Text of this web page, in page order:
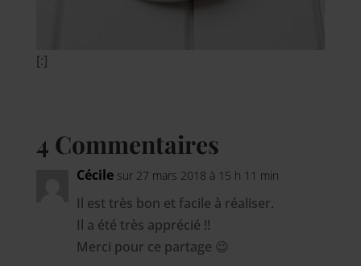
[:]
4 Commentaires
Cécile sur 27 mars 2018 à 15 h 11 min
Il est très bon et facile à réaliser.
Il a été très apprécié !!
Merci pour ce partage 😉